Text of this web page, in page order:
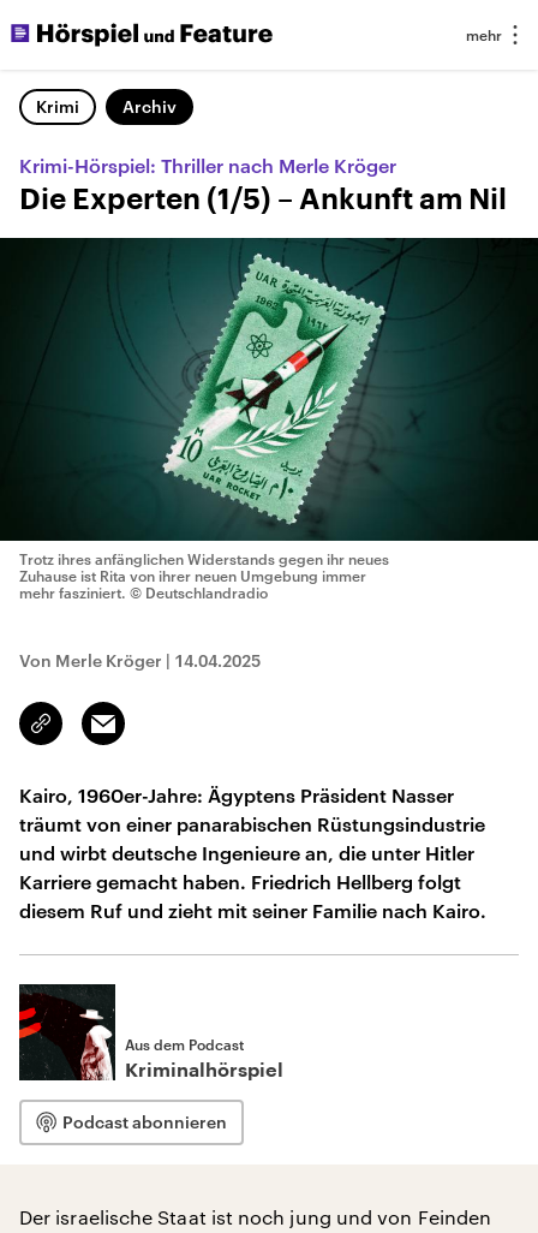
Krimi Archiv
Krimi-Hörspiel: Thriller nach Merle Kröger
Die Experten (1/5) – Ankunft am Nil
Trotz ihres anfänglichen Widerstands gegen ihr neues
Zuhause ist Rita von ihrer neuen Umgebung immer
mehr fasziniert. © Deutschlandradio
Von Merle Kröger | 14.04.2025
Link
kopieren/teilen
Email
Kairo, 1960er-Jahre: Ägyptens Präsident Nasser
träumt von einer panarabischen Rüstungsindustrie
und wirbt deutsche Ingenieure an, die unter Hitler
Karriere gemacht haben. Friedrich Hellberg folgt
diesem Ruf und zieht mit seiner Familie nach Kairo.
Aus dem Podcast
Kriminalhörspiel
Podcast abonnieren
Der israelische Staat ist noch jung und von Feinden